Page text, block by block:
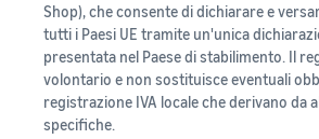
Shop), che consente di dichiarare e
tutti i Paesi UE tramite un'unica
presentata nel Paese di stabilimento. Il
volontario e non sostituisce eventuali
registrazione IVA locale che derivano da
specifiche.